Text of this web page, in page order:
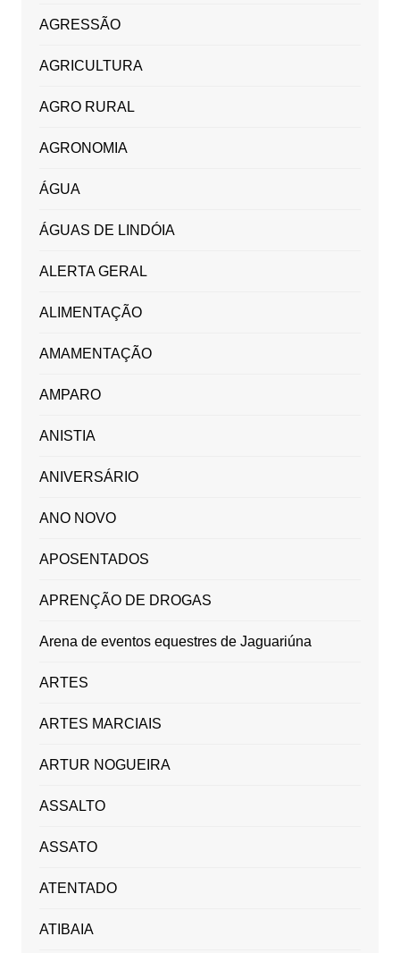
AGRESSÃO
AGRICULTURA
AGRO RURAL
AGRONOMIA
ÁGUA
ÁGUAS DE LINDÓIA
ALERTA GERAL
ALIMENTAÇÃO
AMAMENTAÇÃO
AMPARO
ANISTIA
ANIVERSÁRIO
ANO NOVO
APOSENTADOS
APRENÇÃO DE DROGAS
Arena de eventos equestres de Jaguariúna
ARTES
ARTES MARCIAIS
ARTUR NOGUEIRA
ASSALTO
ASSATO
ATENTADO
ATIBAIA